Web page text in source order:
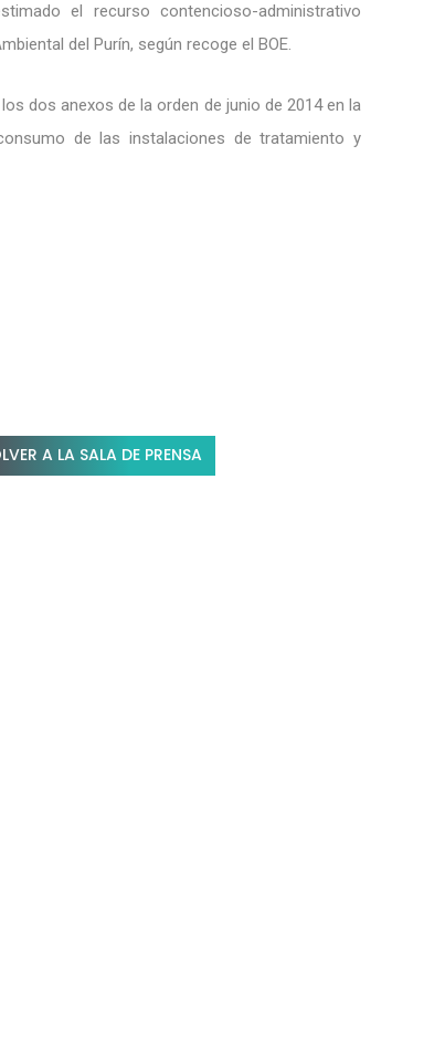
el recurso contencioso-administrativo
del Purín, según recoge el BOE.
dos anexos de la orden de junio de 2014 en la
de las instalaciones de tratamiento y
A LA SALA DE PRENSA